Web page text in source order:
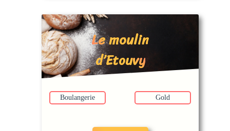
Le moulin
d’Etouvy
Boulangerie Gold